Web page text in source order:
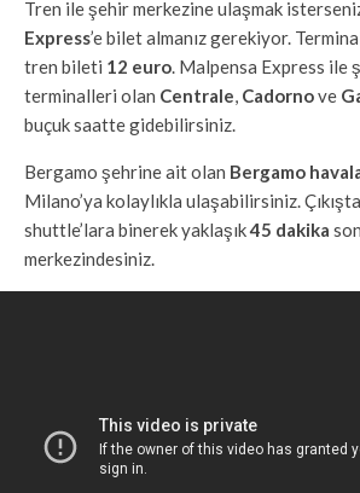
Tren ile şehir merkezine ulaşmak
Express’e bilet almanız gerekiyor.
tren bileti 12 euro. Malpensa Express ile
terminalleri olan Centrale, Cadornove
buçuk saatte gidebilirsiniz.
Bergamo şehrine ait olan Bergamo
Milano’ya kolaylıkla ulaşabilirsiniz.
shuttle’lara binerek yaklaşık45 dakika
merkezindesiniz.